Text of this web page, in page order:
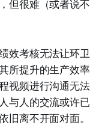
但很难（或者说不
效考核无法让环卫
所提升的生产效率
视频进行沟通无法
与人的交流或许已
旧离不开面对面。